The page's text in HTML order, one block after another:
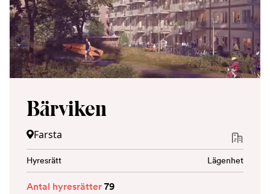
Bärviken
Farsta
Hyresrätt Lägenhet
Antal hyresrätter79